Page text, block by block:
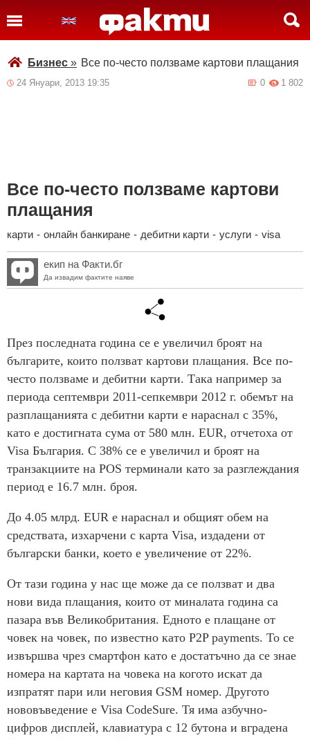
Бизнес » Все по-често ползваме картови плащания
24 Януари, 2013 19:35 1 802
0
Все по-често ползваме картови
плащания
карти - онлайн банкиране - дебитни карти - услуги - visa
екип на Факти.бг
Да извадим фактите наяве
През последната година се е увеличил броят на
българите, които ползват картови плащания. Все по-
често ползваме и дебитни карти. Така например за
периода септември 2011-сепкември 2012 г. обемът на
разплащанията с дебитни карти е нараснал с 35%,
като е достигната сума от 580 млн. EUR, отчетоха от
Visa България. С 38% се е увеличил и броят на
транзакциите на POS терминали като за разглеждания
период е 16.7 млн. броя.
До 4.05 млрд. EUR е нараснал и общият обем на
средствата, изхарчени с карта Visa, издадени от
български банки, което е увеличение от 22%.
От тази година у нас ще може да се ползват и два
нови вида плащания, които от миналата година са
пазара във Великобритания. Едното е плащане от
човек на човек, по известно като P2P payments. То се
извършва чрез смартфон като е достатъчно да се знае
номера на картата на човека на когото искат да
изпратят пари или неговия GSM номер. Другото
нововъведение е Visa CodeSure. Тя има азбучно-
цифров дисплей, клавиатура с 12 бутона и вградена